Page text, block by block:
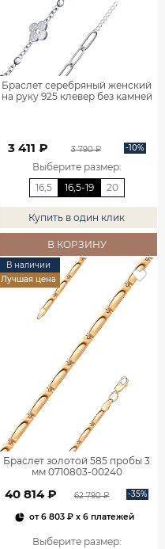
Браслет серебряный женский
на руку 925 клевер без камней
3 411 ₽ 3 790 ₽ -10%
Выберите размер:
16,5
16,5-19 20
Купить в один клик
В КОРЗИНУ
В наличии
Лучшая цена
Браслет золотой 585 пробы 3
мм 0710803-00240
40 814 ₽ 62 790 ₽ -35%
от6 803 ₽x 6 платежей
Выберите размер: